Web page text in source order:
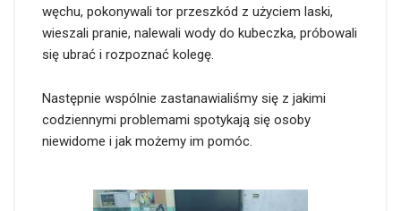
węchu, pokonywali tor przeszkód z użyciem laski,
wieszali pranie, nalewali wody do kubeczka, próbowali
się ubrać i rozpoznać kolegę.
Następnie wspólnie zastanawialiśmy się z jakimi
codziennymi problemami spotykają się osoby
niewidome i jak możemy im pomóc.